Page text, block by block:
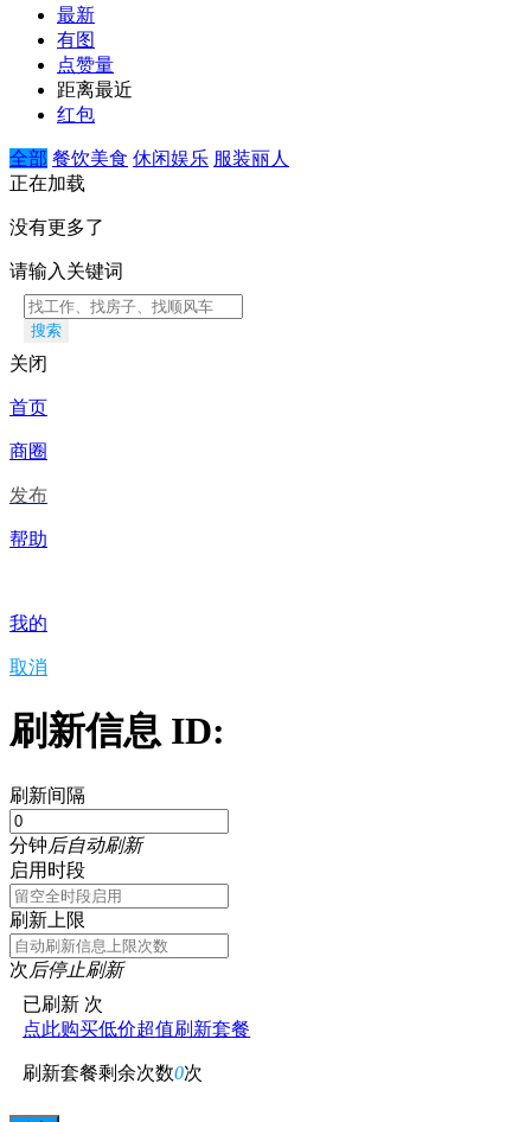
最新
有图
点赞量
距离最近
红包
全部 餐饮美食 休闲娱乐 服装丽人
正在加载
没有更多了
请输入关键词
搜索
关闭
首页
商圈
发布
帮助
我的
取消
刷新信息 ID:
刷新间隔
分钟后自动刷新
启用时段
刷新上限
次后停止刷新
已刷新 次
点此购买低价超值刷新套餐
刷新套餐剩余次数0次